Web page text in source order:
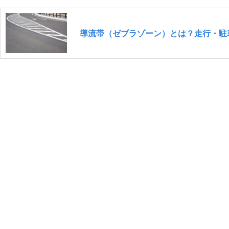
導流帯（ゼブラゾーン）とは？走行・